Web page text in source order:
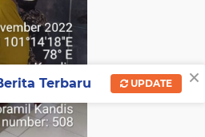
×
Terbaru UPDATE